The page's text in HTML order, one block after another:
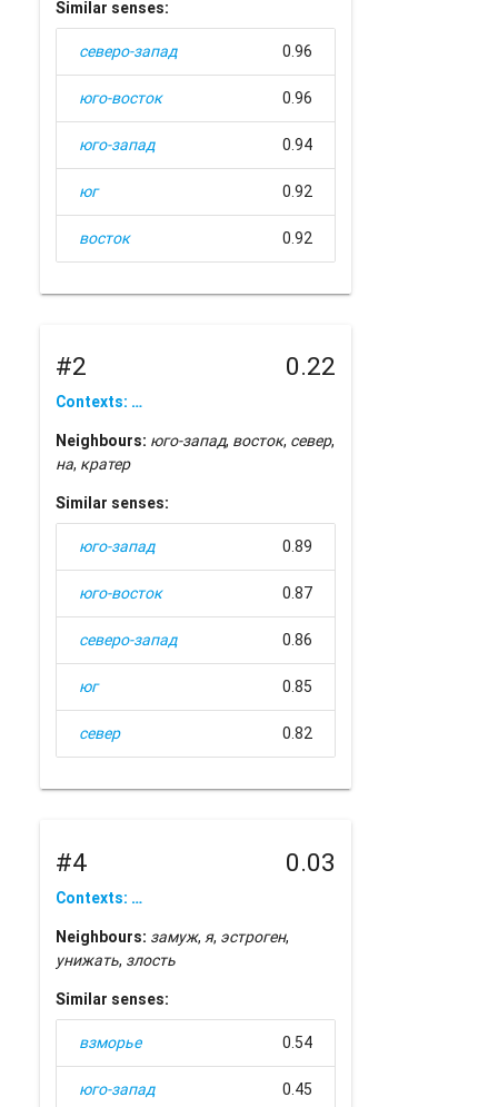
Similar senses:
северо-запад 0.96
юго-восток 0.96
юго-запад 0.94
юг 0.92
восток 0.92
#2 0.22
Contexts: …
Neighbours: юго-запад, восток, север,
на, кратер
Similar senses:
юго-запад 0.89
юго-восток 0.87
северо-запад 0.86
юг 0.85
север 0.82
#4 0.03
Contexts: …
Neighbours: замуж,я, эстроген,
унижать, злость
Similar senses:
взморье 0.54
юго-запад 0.45